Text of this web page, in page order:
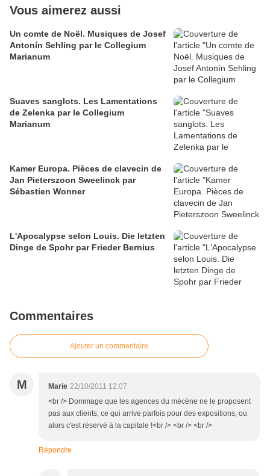
Vous aimerez aussi
Un comte de Noël. Musiques de Josef
Antonín Sehling par le Collegium
Marianum
Suaves sanglots. Les Lamentations
de Zelenka par le Collegium
Marianum
Kamer Europa. Pièces de clavecin de
Jan Pieterszoon Sweelinck par
Sébastien Wonner
L'Apocalypse selon Louis. Die letzten
Dinge de Spohr par Frieder Bernius
Commentaires
Ajouter un commentaire
M Marie 22/10/2011 12:07
<br /> Dommage que les agences du mécène ne le proposent
pas aux clients, ce qui arrive parfois pour des expositions, ou
alors c'est réservé à la capitale !<br /> <br /> <br />
Répondre